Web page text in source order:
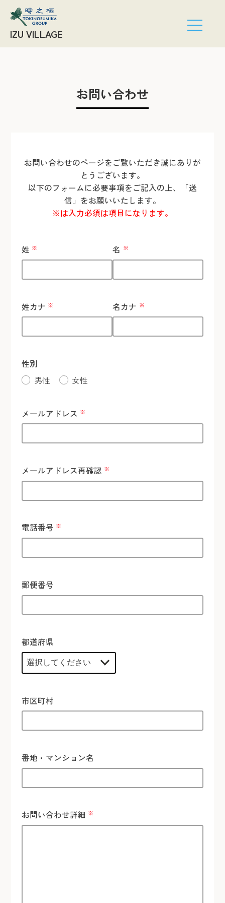
IZU VILLAGE
お問い合わせ
お問い合わせのページをご覧いただき誠にありが
とうございます。
以下のフォームに必要事項をご記入の上、「送
信」をお願いいたします。
※は入力必須は項目になります。
姓 ※ 名 ※
姓カナ ※ 名カナ ※
性別
男性
女性
メールアドレス ※
メールアドレス再確認 ※
電話番号 ※
郵便番号
都道府県
市区町村
番地・マンション名
お問い合わせ詳細 ※